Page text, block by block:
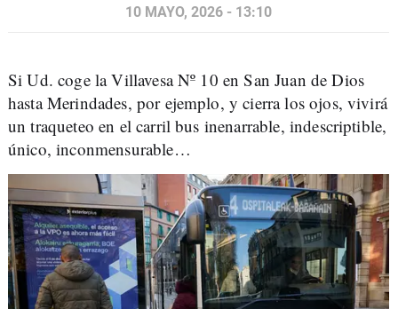
10 MAYO, 2026 - 13:10
Si Ud. coge la Villavesa Nº 10 en San Juan de Dios
hasta Merindades, por ejemplo, y cierra los ojos, vivirá
un traqueteo en el carril bus inenarrable, indescriptible,
único, inconmensurable…